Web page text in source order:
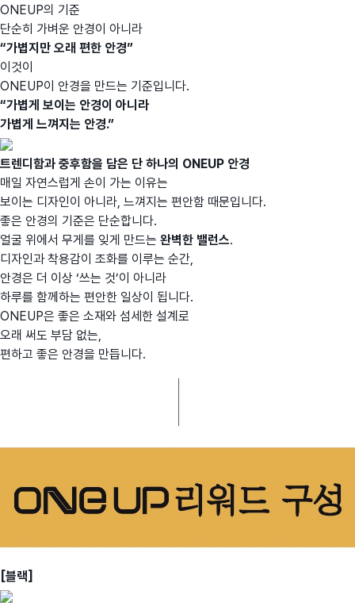
ONEUP의 기준
단순히 가벼운 안경이 아니라
“가볍지만 오래 편한 안경”
이것이
ONEUP이 안경을 만드는 기준입니다.
“가볍게 보이는 안경이 아니라
가볍게 느껴지는 안경.”
트렌디함과 중후함을 담은 단 하나의 ONEUP 안경
매일 자연스럽게 손이 가는 이유는
보이는 디자인이 아니라, 느껴지는 편안함 때문입니다.
좋은 안경의 기준은 단순합니다.
얼굴 위에서 무게를 잊게 만드는 완벽한 밸런스.
디자인과 착용감이 조화를 이루는 순간,
안경은 더 이상 ‘쓰는 것’이 아니라
하루를 함께하는 편안한 일상이 됩니다.
ONEUP은 좋은 소재와 섬세한 설계로
오래 써도 부담 없는,
편하고 좋은 안경을 만듭니다.
[블랙]